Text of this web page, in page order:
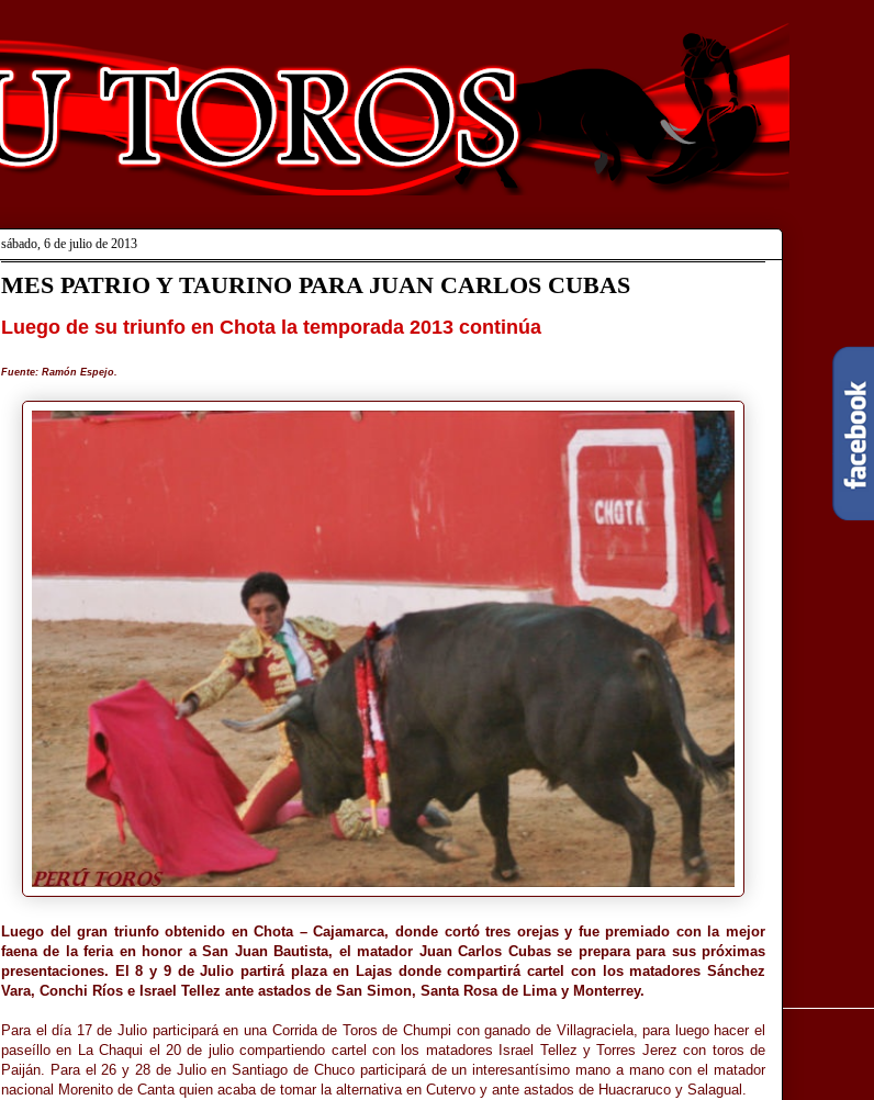
sábado, 6 de julio de 2013
MES PATRIO Y TAURINO PARA JUAN CARLOS CUBAS
Luego de su triunfo en Chota la temporada 2013 continúa
Fuente: Ramón Espejo.
Luego del gran triunfo obtenido en Chota – Cajamarca, donde cortó tres orejas y fue premiado con la mejor
faena de la feria en honor a San Juan Bautista, el matador Juan Carlos Cubas se prepara para sus próximas
presentaciones. El 8 y 9 de Julio partirá plaza en Lajas donde compartirá cartel con los matadores Sánchez
Vara, Conchi Ríos e Israel Tellez ante astados de San Simon, Santa Rosa de Lima y Monterrey.
Para el día 17 de Julio participará en una Corrida de Toros de Chumpi con ganado de Villagraciela, para luego hacer el
paseíllo en La Chaqui el 20 de julio compartiendo cartel con los matadores Israel Tellez y Torres Jerez con toros de
Paiján. Para el 26 y 28 de Julio en Santiago de Chuco participará de un interesantísimo mano a mano con el matador
nacional Morenito de Canta quien acaba de tomar la alternativa en Cutervo y ante astados de Huacraruco y Salagual.